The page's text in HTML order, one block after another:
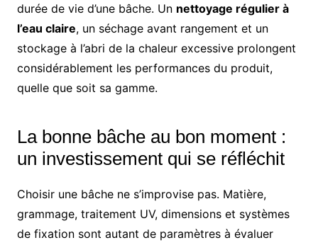
durée de vie d’une bâche. Un nettoyage régulier à
l’eau claire, un séchage avant rangement et un
stockage à l’abri de la chaleur excessive prolongent
considérablement les performances du produit,
quelle que soit sa gamme.
La bonne bâche au bon moment :
un investissement qui se réfléchit
Choisir une bâche ne s’improvise pas. Matière,
grammage, traitement UV, dimensions et systèmes
de fixation sont autant de paramètres à évaluer